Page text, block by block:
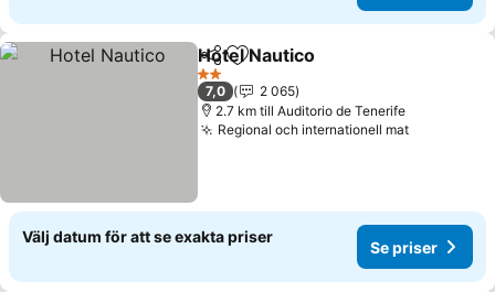
Dela Lägg till i Mina Favoriter
Hotel Nautico
2 Stjärnor
7,0
2 065
2.7 km till Auditorio de Tenerife
Regional och internationell mat
Välj datum för att se exakta priser
Se priser